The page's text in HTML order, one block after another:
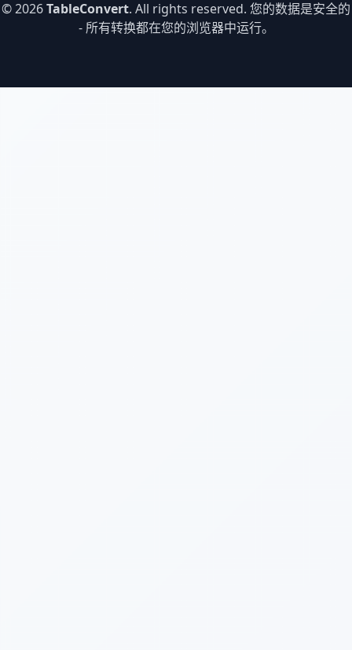
© 2026TableConvert. All rights reserved. 您的数据是安全的
- 所有转换都在您的浏览器中运行。